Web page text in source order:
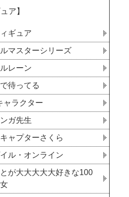
ア】
ギュア
マスターシリーズ
レーン
で待ってる
ャラクター
ガ先生
ャプターさくら
ル・オンライン
が大大大大大好きな100